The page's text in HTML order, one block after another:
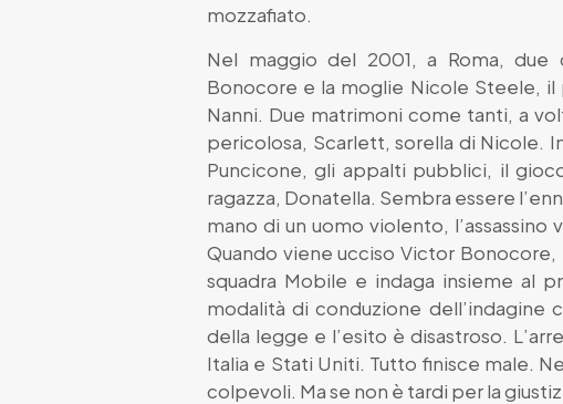
mozzafiato.
Nel maggio del 2001, a Roma,
Bonocore e la moglie Nicole Steele,
Nanni. Due matrimoni come tanti, a
pericolosa, Scarlett, sorella di Nicole.
Puncicone, gli appalti pubblici, il
ragazza, Donatella. Sembra essere
mano di un uomo violento,
Quando viene ucciso Victor
squadra Mobile e indaga insieme al
modalità di conduzione
della legge e l’esito è disastroso.
Italia e Stati Uniti. Tutto finisce male.
colpevoli. Ma se non è tardi per la